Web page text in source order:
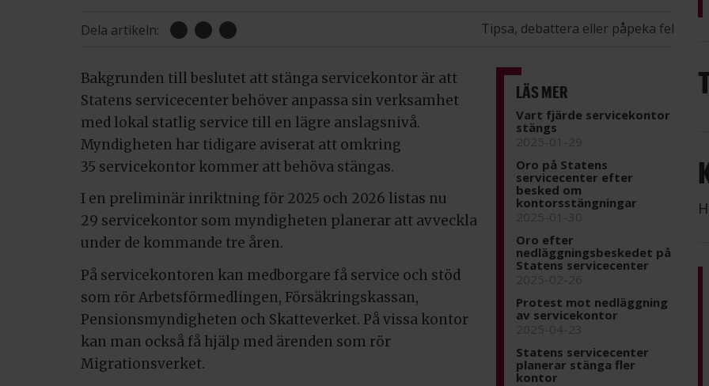
Dela artikeln: Tipsa, debattera eller påpeka fel
LÄS MER
Vart fjärde servicekontor
stängs
Oro på Statens
servicecenter efter
besked om
kontorsstängningar
Oro efter
nedläggningsbeskedet på
Statens servicecenter
Protest mot nedläggning
av servicekontor
Statens servicecenter
planerar stänga fler
kontor
Bakgrunden till beslutet att stänga servicekontor är att
Statens servicecenter behöver anpassa sin verksamhet
med lokal statlig service till en lägre anslagsnivå.
Myndigheten har tidigare aviserat att omkring
35 servicekontor kommer att behöva stängas.
I en preliminär inriktning för 2025 och 2026 listas nu
29 servicekontor som myndigheten planerar att avveckla
under de kommande tre åren.
På servicekontoren kan medborgare få service och stöd
som rör Arbetsförmedlingen, Försäkringskassan,
Pensionsmyndigheten och Skatteverket. På vissa kontor
kan man också få hjälp med ärenden som rör
Migrationsverket.